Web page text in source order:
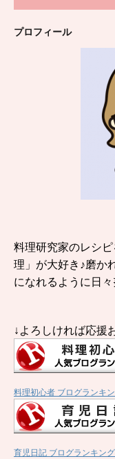
プロフィール
料理研究家のレシ
理」が大好き♪磨か
になれるように日々
↓よろしければ応援
料理初心者 ブログランキ
育児日記 ブログランキン